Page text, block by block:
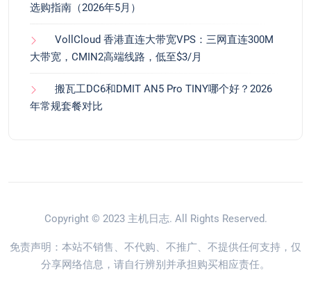
选购指南（2026年5月）
VollCloud 香港直连大带宽VPS：三网直连300M
大带宽，CMIN2高端线路，低至$3/月
搬瓦工DC6和DMIT AN5 Pro TINY哪个好？2026
年常规套餐对比
Copyright © 2023 主机日志. All Rights Reserved.
免责声明：本站不销售、不代购、不推广、不提供任何支持，仅
分享网络信息，请自行辨别并承担购买相应责任。